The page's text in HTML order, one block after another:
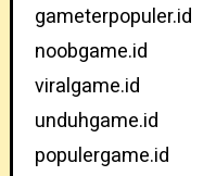
gameterpopuler.id
noobgame.id
viralgame.id
unduhgame.id
populergame.id